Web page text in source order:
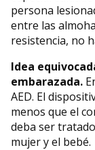
persona
entre las
resistencia, no
Idea
embarazada.
AED. El
menos que el
deba ser
mujer y el bebé.